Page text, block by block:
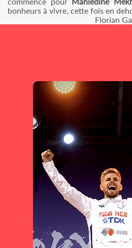
bonheurs à vivre, cette fois en
Florian